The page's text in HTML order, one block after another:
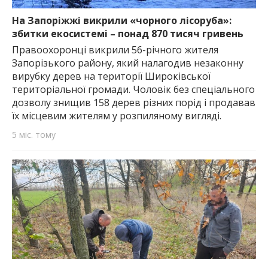
найважливішу інформацію про події
міста Запоріжжя та області.
На Запоріжжі викрили «чорного лісоруба»:
збитки екосистемі – понад 870 тисяч гривень
Правоохоронці викрили 56-річного жителя
Запорізького району, який налагодив незаконну
вирубку дерев на території Широківської
територіальної громади. Чоловік без спеціального
дозволу знищив 158 дерев різних порід і продавав
їх місцевим жителям у розпиляному вигляді.
5 міс. тому